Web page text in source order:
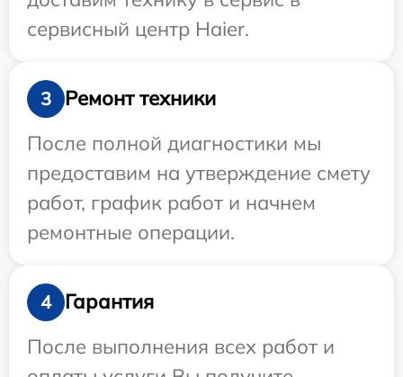
сервисный центр Haier.
3
Ремонт техники
После полной диагностики мы
предоставим на утверждение смету
работ, график работ и начнем
ремонтные операции.
4
Гарантия
После выполнения всех работ и